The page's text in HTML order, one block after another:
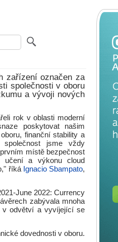
zařízení označen za
společnosti v oboru
a vývoji nových
rok v oblasti moderní
poskytovat našim
finanční stability a
společnost jsme vždy
místě bezpečnost
učení a výkonu cloud
říká Ignacio Sbampato,
June 2022: Currency
zabývala mnoha
v odvětví a vyvíjející se
dovednosti v oboru.